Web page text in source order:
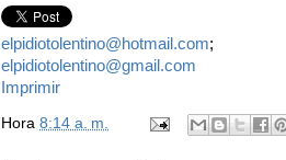
elpidiotolentino@hotmail.com;
elpidiotolentino@gmail.com
Imprimir
Hora 8:14 a. m.